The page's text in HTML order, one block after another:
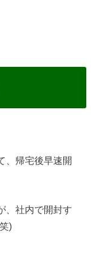
、帰宅後早速開
、社内で開封す
)